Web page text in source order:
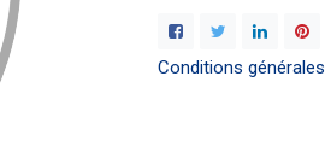
Conditions générales